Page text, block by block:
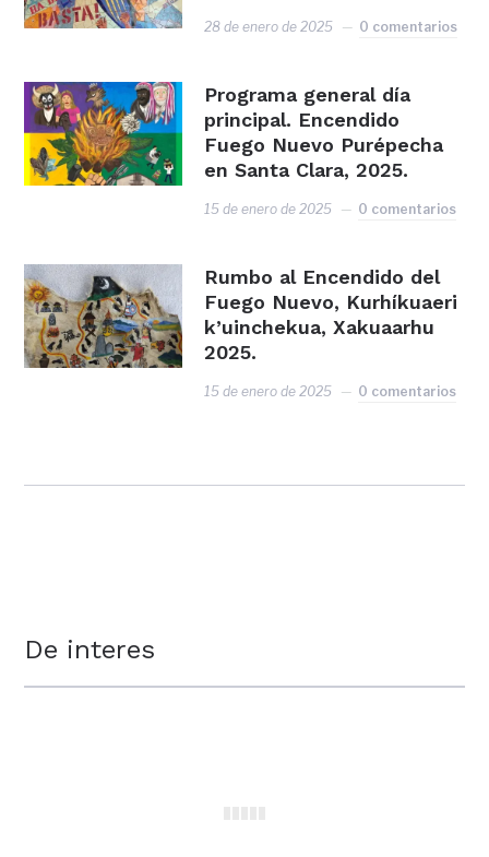
28 de enero de 2025 0 comentarios
Programa general día
principal. Encendido
Fuego Nuevo Purépecha
en Santa Clara, 2025.
15 de enero de 2025 0 comentarios
Rumbo al Encendido del
Fuego Nuevo, Kurhíkuaeri
k’uinchekua, Xakuaarhu
2025.
15 de enero de 2025 0 comentarios
De interes